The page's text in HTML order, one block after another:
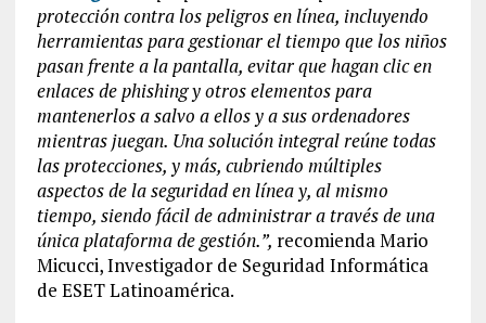
protección contra los peligros en línea, incluyendo
herramientas para gestionar el tiempo que los niños
pasan frente a la pantalla, evitar que hagan clic en
enlaces de phishing y otros elementos para
mantenerlos a salvo a ellos y a sus ordenadores
mientras juegan. Una solución integral reúne todas
las protecciones, y más, cubriendo múltiples
aspectos de la seguridad en línea y, al mismo
tiempo, siendo fácil de administrar a través de una
única plataforma de gestión.”, recomienda Mario
Micucci, Investigador de Seguridad Informática
de ESET Latinoamérica.